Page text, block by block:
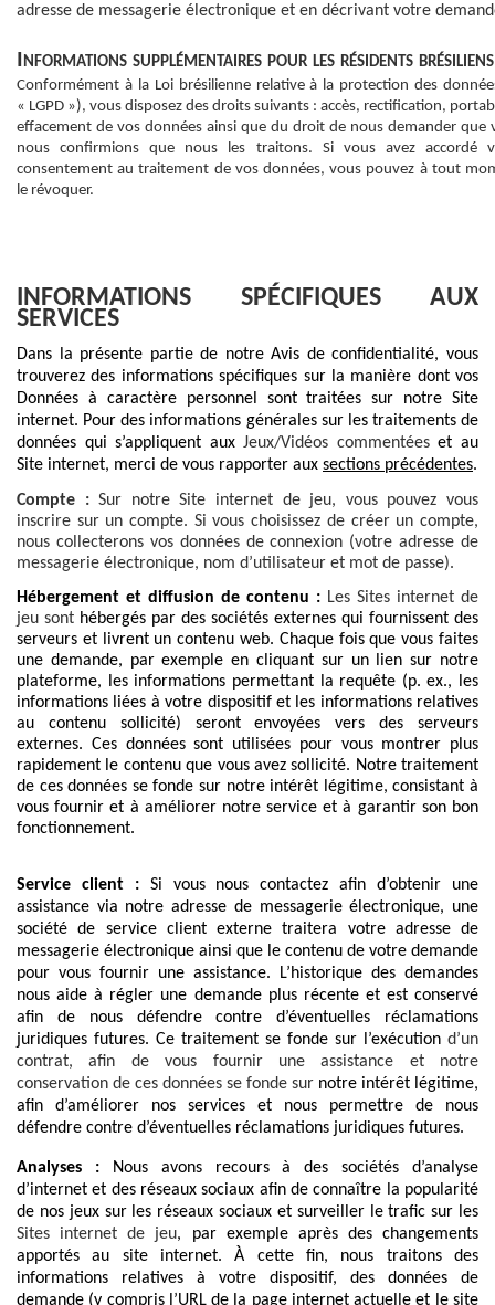
adresse de messagerie électronique et en décrivant votre
Informations supplémentaires pour les résidents brésiliens
Conformément à la Loi brésilienne relative à la protection des
« LGPD »), vous disposez des droits suivants : accès, rectification,
effacement de vos données ainsi que du droit de nous demander que
nous confirmions que nous les traitons. Si vous avez accordé
consentement au traitement de vos données, vous pouvez à tout
le révoquer.
INFORMATIONS SPÉCIFIQUES AUX
SERVICES
Dans la présente partie de notre Avis de confidentialité, vous
trouverez des informations spécifiques sur la manière dont vos
Données à caractère personnel sont traitées sur notre Site
internet. Pour des informations générales sur les traitements de
données qui s’appliquent auxJeux/Vidéos commentéeset au
Site internet, merci de vous rapporter aux sections précédentes.
Compte :Sur notre Site internet de jeu, vous pouvez vous
inscrire sur un compte. Si vous choisissez de créer un compte,
nous collecterons vos données de connexion (votre adresse de
messagerie électronique, nom d’utilisateur et mot de passe).
Hébergement et diffusion de contenu : Les Sites internet de
jeu sont hébergés par des sociétés externes qui fournissent des
serveurs et livrent un contenu web. Chaque fois que vous faites
une demande, par exemple en cliquant sur un lien sur notre
plateforme, les informations permettant la requête (p. ex., les
informations liées à votre dispositif et les informations relatives
au contenu sollicité) seront envoyées vers des serveurs
externes. Ces données sont utilisées pour vous montrer plus
rapidement le contenu que vous avez sollicité. Notre traitement
de ces données se fonde sur notre intérêt légitime, consistant à
vous fournir et à améliorer notre service et à garantir son bon
fonctionnement.
Service client :Si vous nous contactez afin d’obtenir une
assistance via notre adresse de messagerie électronique, une
société de service client externe traitera votre adresse de
messagerie électronique ainsi que le contenu de votre demande
pour vous fournir une assistance. L’historique des demandes
nous aide à régler une demande plus récente et est conservé
afin de nous défendre contre d’éventuelles réclamations
juridiques futures. Ce traitement se fonde sur l’exécution d’un
contrat, afin de vous fournir une assistance et notre
conservation de ces données se fonde sur notre intérêt légitime,
afin d’améliorer nos services et nous permettre de nous
défendre contre d’éventuelles réclamations juridiques futures.
Analyses :
Nous avons recours à des sociétés d’analyse
d’internet et des réseaux sociaux afin de connaître la popularité
de nos jeux sur les réseaux sociaux et surveiller le trafic sur les
Sites internet de jeu, par exemple après des changements
apportés au site internet. À cette fin, nous traitons des
informations relatives à votre dispositif, des données de
demande (y compris l’URL de la page internet actuelle et le site